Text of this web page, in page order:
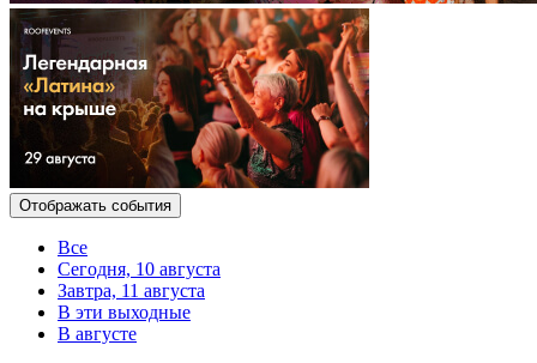
Отображать события
Все
Сегодня, 10 августа
Завтра, 11 августа
В эти выходные
В августе